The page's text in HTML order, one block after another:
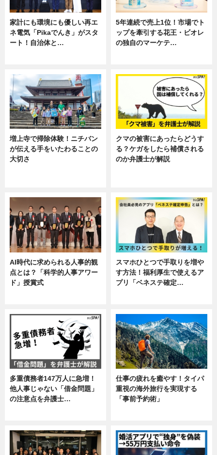
家計にも環境にも優しい再エ
ネ電気「Pikaでんき」がスタ
ート！自治体と…
5年連続で売上1位！市場でト
ップを牽引する花王・ビオレ
の独自のマーケテ…
増上寺で掃除体験！ニチバン
が伝える手をいたわることの
大切さ
クマの被害にあったらどうす
る？ケガをしたら補償される
のか弁護士が解説
AI時代に求められる人事的観
点とは？「科学的人事アワー
ド」授賞式
スマホひとつで手取りを増や
す方法！福利厚生で使えるア
プリ「ベネステ確定…
多重債務者147万人に急増！
他人事じゃない「借金問題」
の注意点を弁護士…
仕事の疲れを癒やす！タイパ
重視の海外旅行を実現する
「事前予約術」